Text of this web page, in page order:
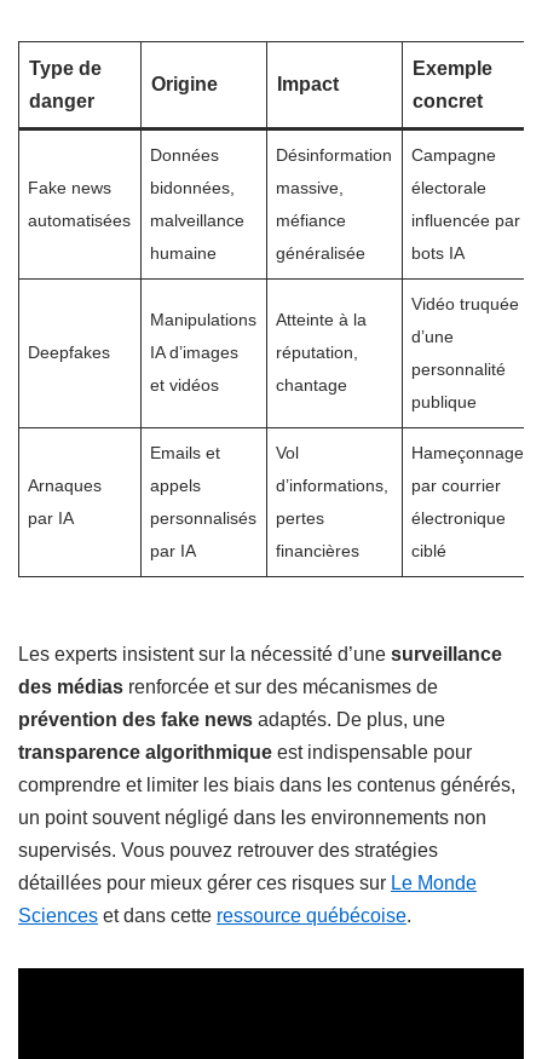
Type de
danger
Origine Impact
Exemple
concret
Fake news
automatisées
Données
bidonnées,
malveillance
humaine
Désinformation
massive,
méfiance
généralisée
Campagne
électorale
influencée par
bots IA
Deepfakes
Manipulations
IA d’images
et vidéos
Atteinte à la
réputation,
chantage
Vidéo truquée
d’une
personnalité
publique
Arnaques
par IA
Emails et
appels
personnalisés
par IA
Vol
d’informations,
pertes
financières
Hameçonnage
par courrier
électronique
ciblé
Les experts insistent sur la nécessité d’une surveillance
des médias renforcée et sur des mécanismes de
prévention des fake news adaptés. De plus, une
transparence algorithmique est indispensable pour
comprendre et limiter les biais dans les contenus générés,
un point souvent négligé dans les environnements non
supervisés. Vous pouvez retrouver des stratégies
détaillées pour mieux gérer ces risques sur Le Monde
Sciences et dans cette ressource québécoise.